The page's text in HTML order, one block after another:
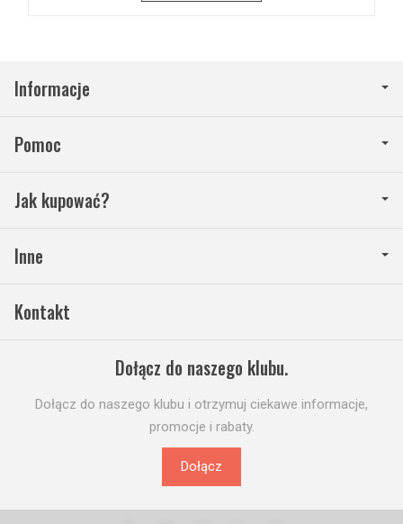
Informacje
Pomoc
Jak kupować?
Inne
Kontakt
Dołącz do naszego klubu.
Dołącz do naszego klubu i otrzymuj ciekawe informacje,
promocje i rabaty.
Dołącz